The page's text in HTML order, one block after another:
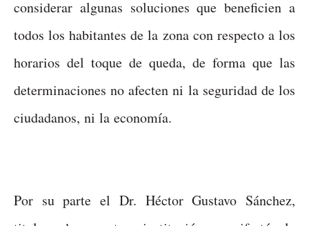
considerar algunas soluciones que beneficien a
todos los habitantes de la zona con respecto a los
horarios del toque de queda, de forma que las
determinaciones no afecten ni la seguridad de los
ciudadanos, ni la economía.
Por su parte el Dr. Héctor Gustavo Sánchez,